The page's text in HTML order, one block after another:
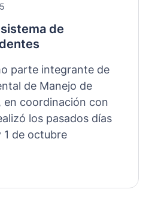
de
parte integrante de
de Manejo de
en coordinación con
los pasados días
1 de octubre